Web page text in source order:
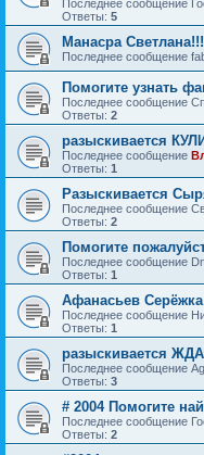
Последнее сообщение
Ответы: 5
Манасра Светлана!!!
Последнее сообщение
Помогите узнать
Последнее сообщение
Ответы: 2
разыскивается
Последнее сообщение
Ответы: 1
Разыскивается
Последнее сообщение
Ответы: 2
Помогите
Последнее сообщение
Ответы: 1
Афанасьев Серёжка
Последнее сообщение
Ответы: 1
разыскивается
Последнее сообщение
Ответы: 3
# 2004 Помогите
Последнее сообщение
Ответы: 2